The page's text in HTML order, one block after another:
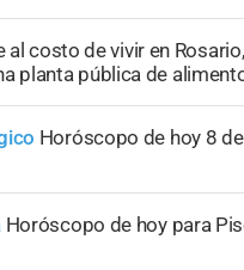
al costo de vivir en
planta pública de
Horóscopo de hoy 8
Horóscopo de hoy para